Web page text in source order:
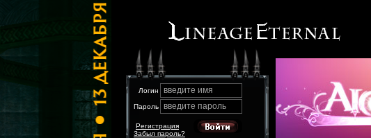
Логин введите имя
Пароль введите пароль
Забыл пароль?
Регистрация